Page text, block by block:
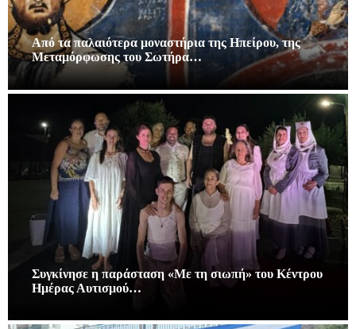
Από τα παλαιότερα μοναστήρια της Ηπείρου, της
Μεταμόρφωσης του Σωτήρα…
Συγκίνησε η παράσταση «Με τη σιωπή» του Κέντρου
Ημέρας Αυτισμού…